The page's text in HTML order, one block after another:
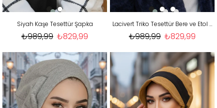
Siyah Kaşe Tesettür Şapka
₺829,99
₺989,99
Lacivert Triko Tesettür Bere ve Etol Takım
₺829,99
₺989,99